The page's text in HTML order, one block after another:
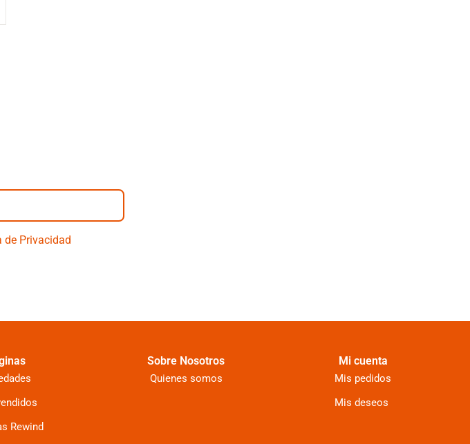
de Privacidad
Rewind
Sobre Nosotros
Quienes somos
Mi cuenta
Mis pedidos
Mis deseos